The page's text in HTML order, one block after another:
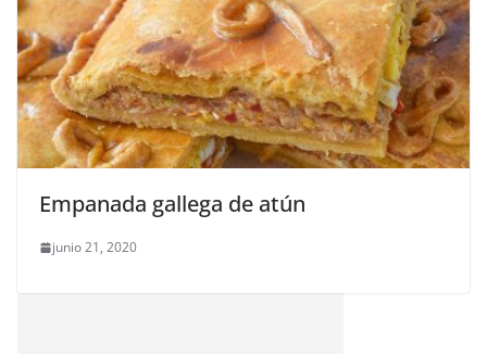
Empanada gallega de atún
junio 21, 2020